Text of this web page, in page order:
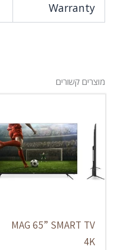
Warranty
מוצרים קשורים
MAG 65” SMART TV
4K